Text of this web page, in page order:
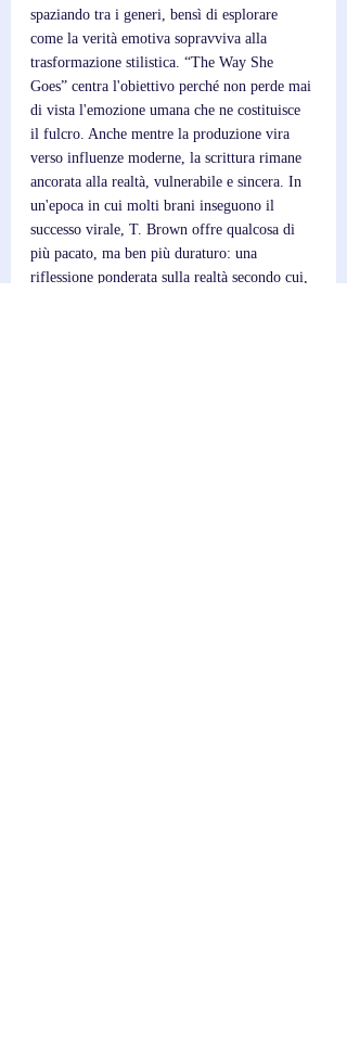
spaziando tra i generi, bensì di esplorare
come la verità emotiva sopravviva alla
trasformazione stilistica. “The Way She
Goes” centra l'obiettivo perché non perde mai
di vista l'emozione umana che ne costituisce
il fulcro. Anche mentre la produzione vira
verso influenze moderne, la scrittura rimane
ancorata alla realtà, vulnerabile e sincera. In
un'epoca in cui molti brani inseguono il
successo virale, T. Brown offre qualcosa di
più pacato, ma ben più duraturo: una
riflessione ponderata sulla realtà secondo cui,